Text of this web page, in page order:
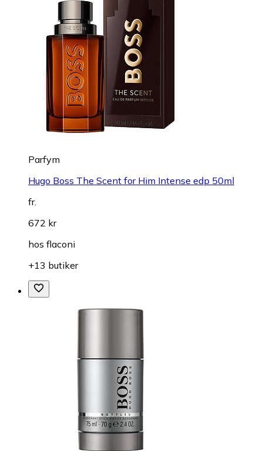
Parfym
Hugo Boss The Scent for Him Intense edp 50ml
fr.
672 kr
hos flaconi
+13 butiker